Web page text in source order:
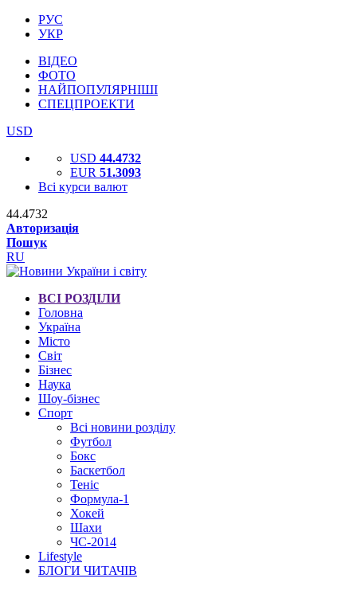
РУС
УКР
ВІДЕО
ФОТО
НАЙПОПУЛЯРНІШІ
СПЕЦПРОЕКТИ
USD
USD 44.4732
EUR 51.3093
Всі курси валют
44.4732
Авторизація
Пошук
RU
ВСІ РОЗДІЛИ
Головна
Україна
Місто
Світ
Бізнес
Наука
Шоу-бізнес
Спорт
Всі новини розділу
Футбол
Бокс
Баскетбол
Теніс
Формула-1
Хокей
Шахи
ЧС-2014
Lifestyle
БЛОГИ ЧИТАЧІВ